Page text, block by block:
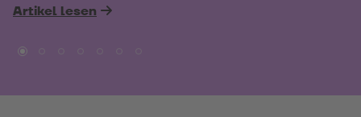
Artikel lesen